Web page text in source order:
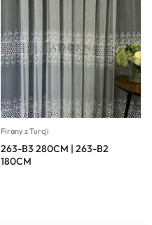
Firany z Turcji
263-B3 280CM | 263-B2
180CM